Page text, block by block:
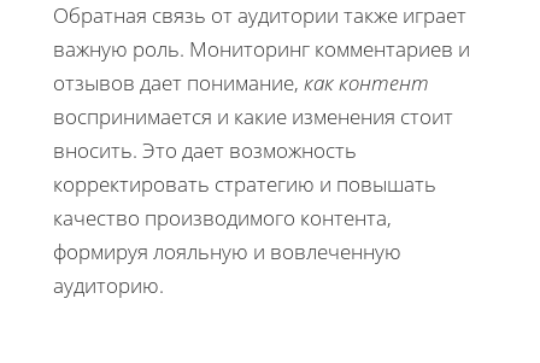
Обратная связь от аудитории также играет
важную роль. Мониторинг комментариев и
отзывов дает понимание, как контент
воспринимается и какие изменения стоит
вносить. Это дает возможность
корректировать стратегию и повышать
качество производимого контента,
формируя лояльную и вовлеченную
аудиторию.